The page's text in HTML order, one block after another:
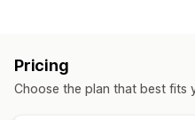
Pricing
Choose the plan that best fits